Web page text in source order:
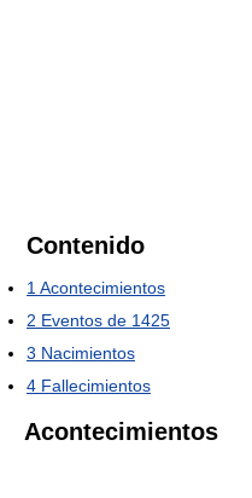
Contenido
1 Acontecimientos
2 Eventos de 1425
3 Nacimientos
4 Fallecimientos
Acontecimientos